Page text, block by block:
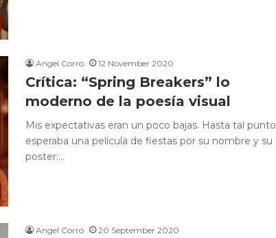
Angel Corro 12 November 2020
Crítica: “Spring Breakers” lo
moderno de la poesía visual
Mis expectativas eran un poco bajas. Hasta tal punto
esperaba una película de fiestas por su nombre y su
poster:…
Angel Corro 20 September 2020